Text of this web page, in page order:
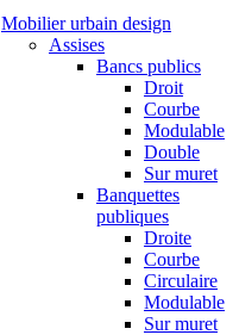
Mobilier urbain design
Assises
Bancs publics
Droit
Courbe
Modulable
Double
Sur muret
Banquettes
publiques
Droite
Courbe
Circulaire
Modulable
Sur muret